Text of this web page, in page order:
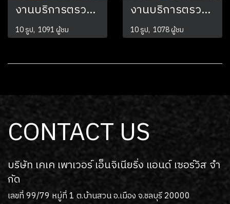
งานบริการตรวจสอบระบบไฟฟ้าและทำความสะอาดตู้เมนไฟฟ้า
10 รูป, 1091 ผู้ชม
งานบริการตรวจสอบระบบไฟฟ้าประจำปี งานด้าน Thermo Scan
10 รูป, 1078 ผู้ชม
CONTACT US
บริษัท เคเค เพาเวอร์ เอ็นจิเนียริ่ง แอนด์ เซอร์วิส จํา
กัด
เลขที่ 99/79 หมู่ที่ 1 ต.บ้านสวน อ.เมือง จ.ชลบุรี 20000